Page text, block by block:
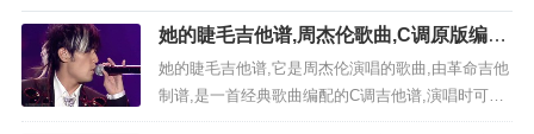
她的睫毛吉他谱,周杰伦歌曲,C调原版编配
高清图,3张六线简谱
她的睫毛吉他谱,它是周杰伦演唱的歌曲,由革命吉他
制谱,是一首经典歌曲编配的C调吉他谱,演唱时可，
原调为C调本谱采用C调，非常好听的弹唱曲谱,下面